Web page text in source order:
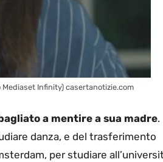
Infinity) casertanotizie.com
a mentire a sua madre.
danza, e del trasferimento
per studiare